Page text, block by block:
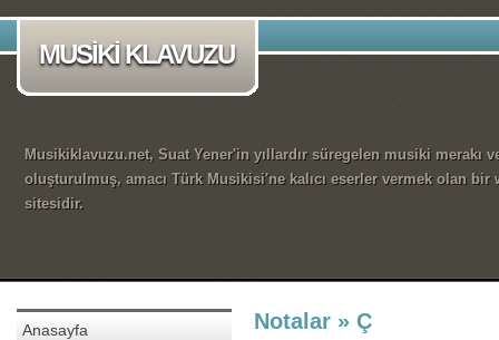
MUSİKİ KLAVUZU
Musikiklavuzu.net, Suat Yener'in yıllardır süregelen musiki merakı
oluşturulmuş, amacı Türk Musikisi'ne kalıcı eserler vermek olan bir
sitesidir.
Anasayfa
Notalar » Ç